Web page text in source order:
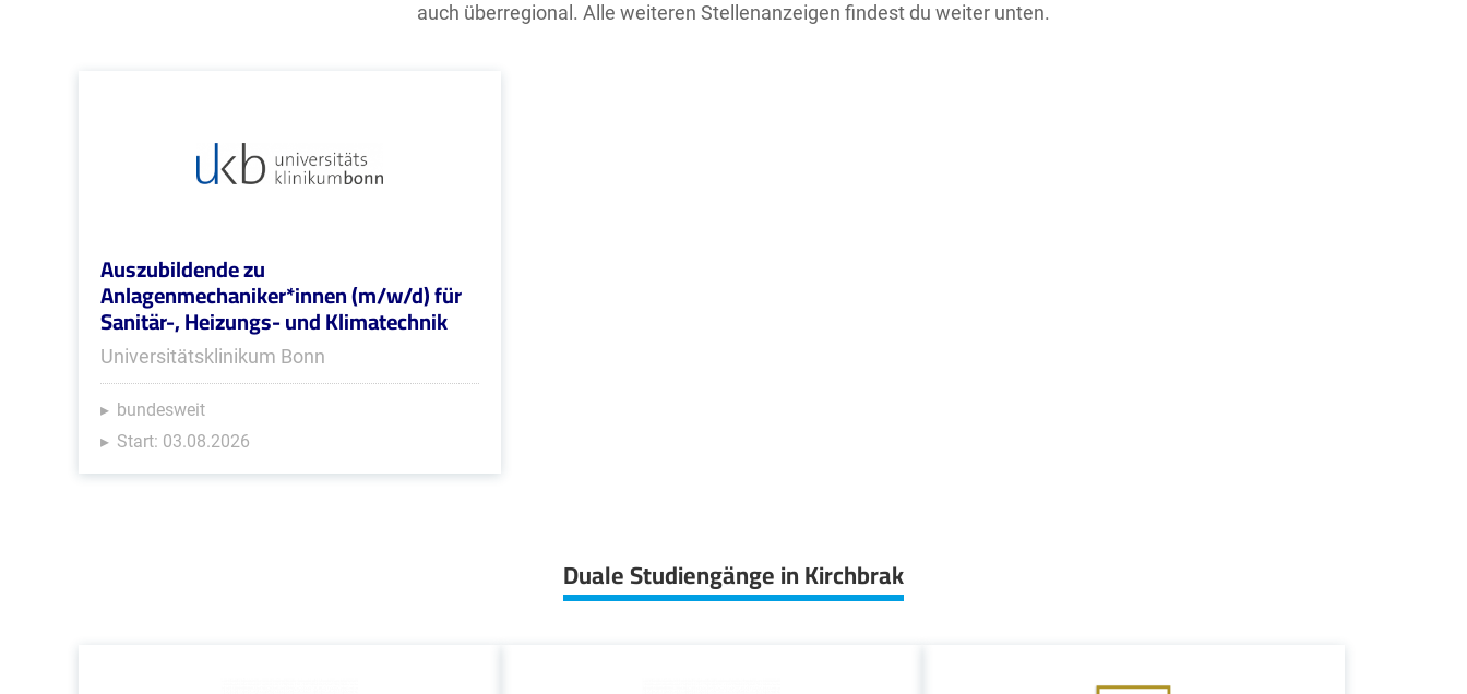
auch überregional. Alle weiteren Stellenanzeigen findest du weiter unten.
Auszubildende zu
Anlagenmechaniker*innen (m/w/d) für
Sanitär-, Heizungs- und Klimatechnik
Universitätsklinikum Bonn
bundesweit
Start: 03.08.2026
Duale Studiengänge in Kirchbrak